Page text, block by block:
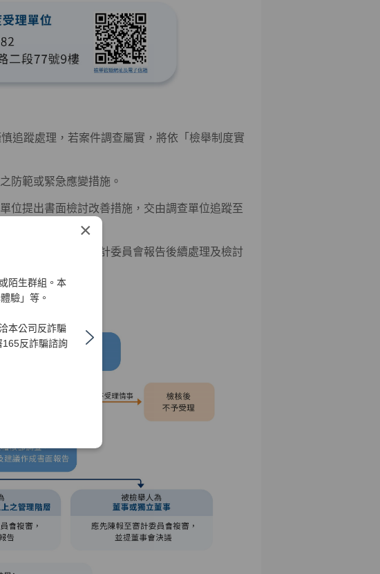
×
陌生群組。本
驗」等。
本公司反詐騙
165反詐騙諮詢
追蹤處理，若案件調查屬實，將依「檢舉制度實
防範或緊急應變措施。
位提出書面檢討改善措施，交由調查單位追蹤至
由相關部門另向審計委員會報告後續處理及檢討
公司名譽及權益。